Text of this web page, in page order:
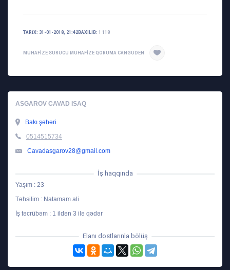
TARIX: 31-01-2018, 21:42 BAXILIB: 1 118
MUHAFIZE SURUCU MUHAFIZE QORUMA CANGUDEN
ASGAROV CAVAD ISAQ
Bakı şəhəri
0514515734
Cavadasgarov28@gmail.com
İş haqqında
Yaşım : 23
Təhsilim : Natamam ali
İş təcrübəm : 1 ildən 3 ilə qədər
Elanı dostlarınla bölüş